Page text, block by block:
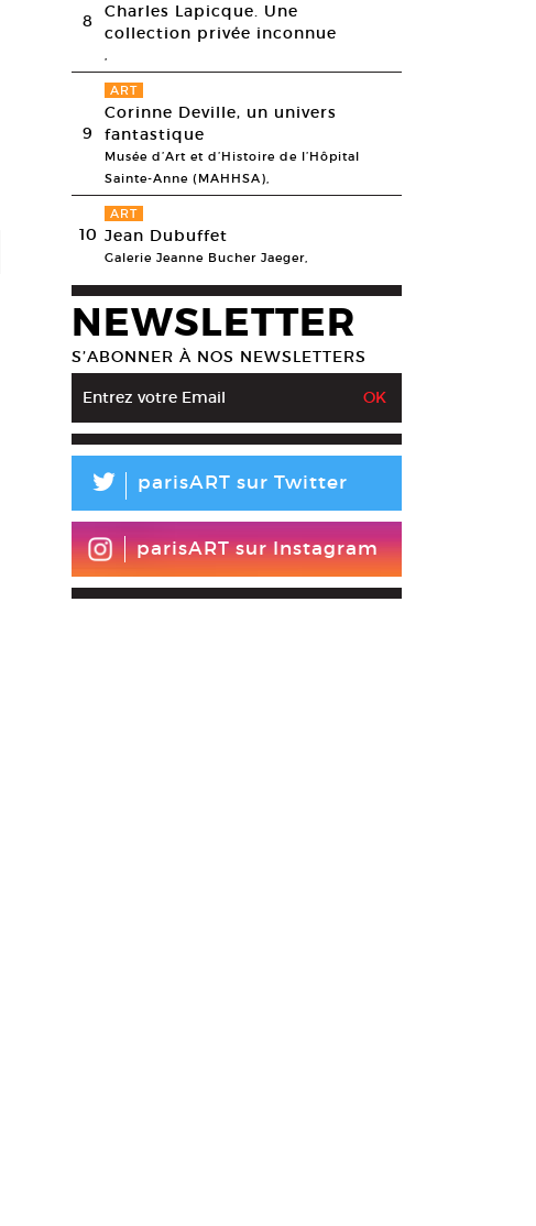
8
Charles Lapicque. Une
collection privée inconnue
,
9
ART
Corinne Deville, un univers
fantastique
Musée d’Art et d’Histoire de l’Hôpital
Sainte-Anne (MAHHSA),
10
ART
Jean Dubuffet
Galerie Jeanne Bucher Jaeger,
NEWSLETTER
S’ABONNER À NOS NEWSLETTERS
L parisART sur Twitter
parisART sur Instagram